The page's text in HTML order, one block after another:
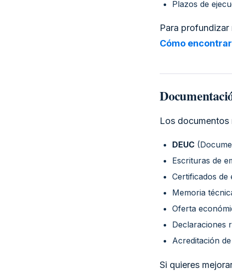
Plazos de
Para profundizar
Cómo
Los documentos
DEUC
Escrituras de
Certificados
Memoria
Oferta
Declaraciones
Acreditación
Si quieres